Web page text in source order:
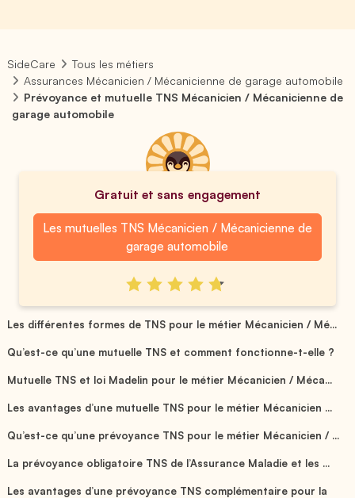
SideCare
Tous les métiers
Assurances Mécanicien / Mécanicienne de garage automobile
Prévoyance et mutuelle TNS Mécanicien / Mécanicienne de
garage automobile
Gratuit et sans engagement
Les mutuelles TNS Mécanicien / Mécanicienne de
garage automobile
Les différentes formes de TNS pour le métier Mécanicien / Mé...
Qu’est-ce qu’une mutuelle TNS et comment fonctionne-t-elle ?
Mutuelle TNS et loi Madelin pour le métier Mécanicien / Méca...
Les avantages d’une mutuelle TNS pour le métier Mécanicien ...
Qu’est-ce qu’une prévoyance TNS pour le métier Mécanicien / ...
La prévoyance obligatoire TNS de l’Assurance Maladie et les ...
Les avantages d’une prévoyance TNS complémentaire pour la